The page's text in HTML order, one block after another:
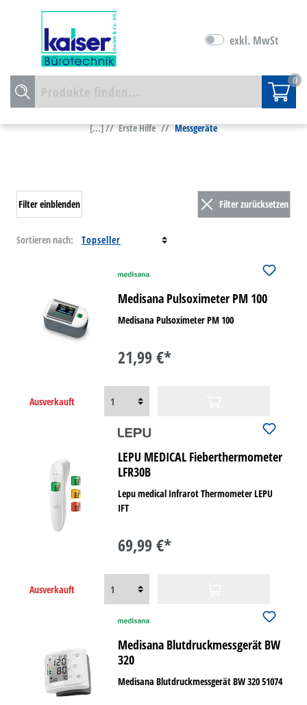
exkl. MwSt
0
[...] //Erste Hilfe // Messgeräte
Filter einblenden Filter zurücksetzen
Sortieren nach:
Medisana Pulsoximeter PM 100
Medisana Pulsoximeter PM 100
21,99 €*
Ausverkauft
LEPU MEDICAL Fieberthermometer
LFR30B
Lepu medical Infrarot Thermometer LEPU
IFT
69,99 €*
Ausverkauft
Medisana Blutdruckmessgerät BW
320
Medisana Blutdruckmessgerät BW 320 51074